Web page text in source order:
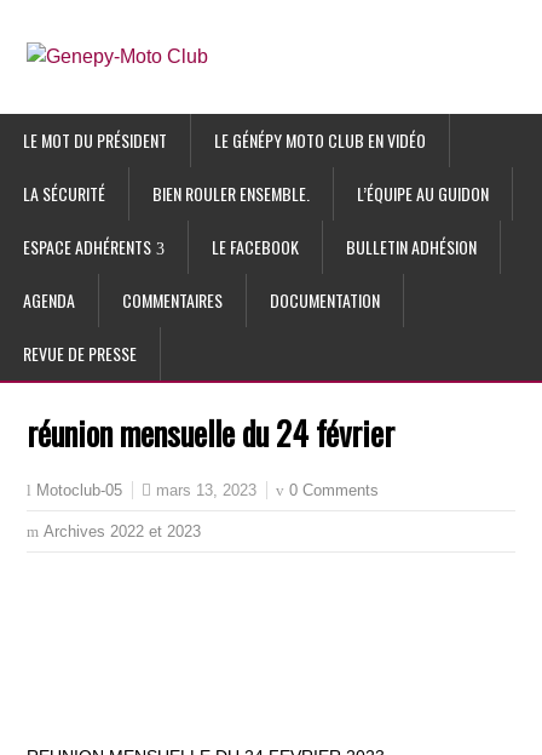
LE MOT DU PRÉSIDENT LE GÉNÉPY MOTO CLUB EN VIDÉO
LA SÉCURITÉ BIEN ROULER ENSEMBLE. L’ÉQUIPE AU GUIDON
ESPACE ADHÉRENTS LE FACEBOOK BULLETIN ADHÉSION
AGENDA COMMENTAIRES DOCUMENTATION
REVUE DE PRESSE
réunion mensuelle du 24 février
Motoclub-05 mars 13, 2023 0 Comments
Archives 2022 et 2023